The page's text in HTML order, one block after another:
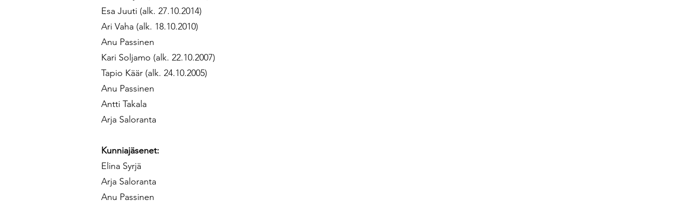
Esa Juuti (alk. 27.10.2014)
Ari Vaha (alk. 18.10.2010)
Anu Passinen
Kari Soljamo (alk. 22.10.2007)
Tapio Käär (alk. 24.10.2005)
Anu Passinen
Antti Takala
Arja Saloranta
Kunniajäsenet:
Elina Syrjä
Arja Saloranta
Anu Passinen